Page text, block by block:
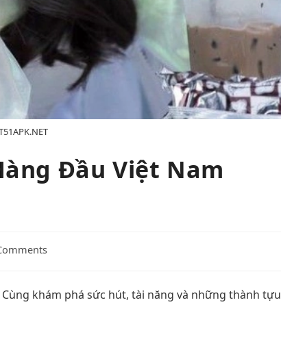
Đầu Việt Nam
khám phá sức hút, tài năng và những thành tựu